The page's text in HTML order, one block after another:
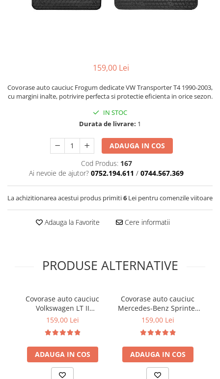
Carcasa cheie Audi
Carcasa Cheie Mercedes Benz
Carcasa Cheie Opel
Carcasa Cheie Renault
Carcasa Cheie Skoda
Carcasa Cheie Toyota
Carcasa Cheie Volkswagen
Cotiere Auto
Huse Volan cu Ac si Ata
Huse Volan Piele Naturala
Nuca Volan
Odorizante Auto
Oglinda Retrovizoare
Ornamente Auto
Ornamente Pedale Auto
Ornamente Protectie Portiera
159,00 Lei
Covorase auto cauciuc Frogum dedicate VW Transporter T4 1990-2003,
cu margini inalte, potrivire perfecta si protectie eficienta in orice sezon.
IN STOC
Durata de livrare: 1
ADAUGA IN COS
Cod Produs: 167
Ai nevoie de ajutor? 0752.194.611 / 0744.567.369
La achizitionarea acestui produs primiti6 Lei pentru comenzile viitoare
Adauga la Favorite Cere informatii
PRODUSE ALTERNATIVE
Covorase auto cauciuc
Volkswagen LT II
Mercedes-Benz Sprinter
159,00 Lei
ADAUGA IN COS
Covorase auto cauciuc
Mercedes-Benz Sprinter
W906 Volkswagen Crafter
159,00 Lei
ADAUGA IN COS